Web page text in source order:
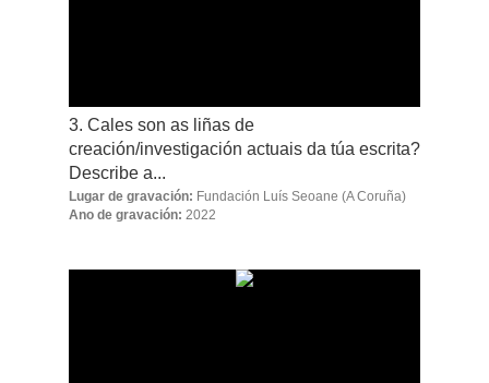
3. Cales son as liñas de
creación/investigación actuais da túa escrita?
Describe a...
Lugar de gravación: Fundación Luís Seoane (A Coruña)
Ano de gravación: 2022